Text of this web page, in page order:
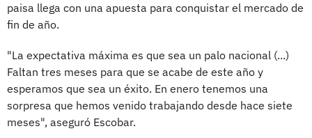
paisa llega con una apuesta para conquistar el mercado de
fin de año.
"La expectativa máxima es que sea un palo nacional (...)
Faltan tres meses para que se acabe de este año y
esperamos que sea un éxito. En enero tenemos una
sorpresa que hemos venido trabajando desde hace siete
meses", aseguró Escobar.